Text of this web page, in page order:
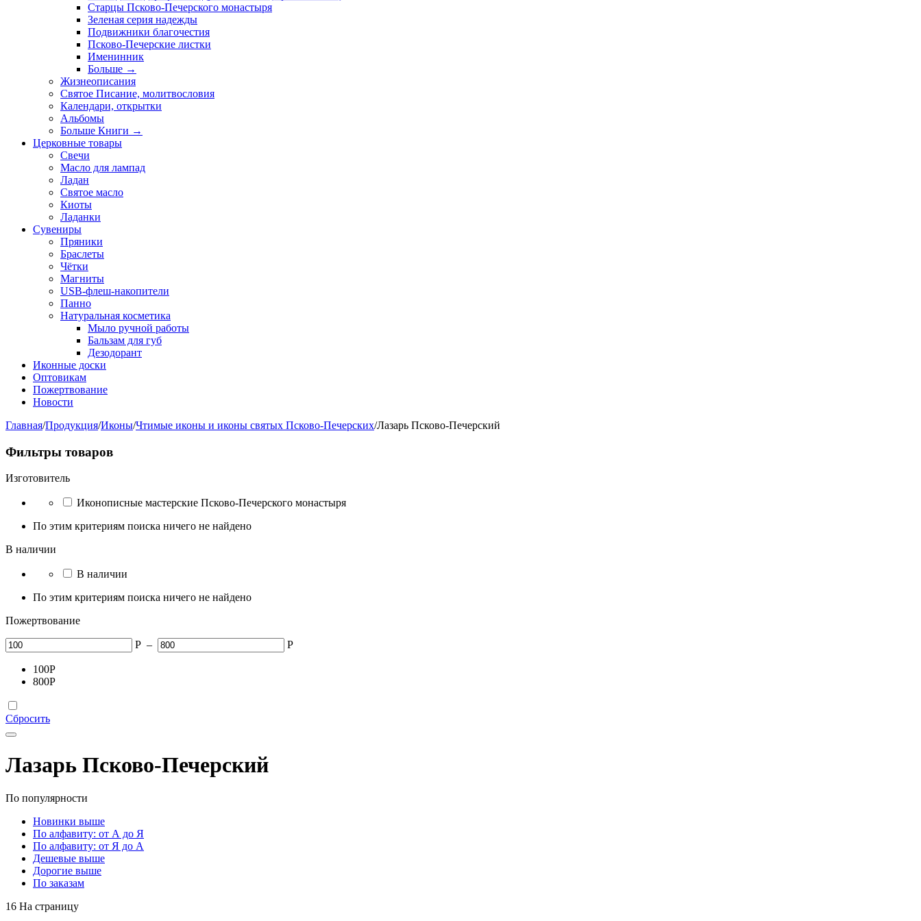
Старцы Псково-Печерского монастыря
Зеленая серия надежды
Подвижники благочестия
Псково-Печерские листки
Именинник
Больше →
Жизнеописания
Святое Писание, молитвословия
Календари, открытки
Альбомы
Больше Книги →
Церковные товары
Свечи
Масло для лампад
Ладан
Святое масло
Киоты
Ладанки
Сувениры
Пряники
Браслеты
Чётки
Магниты
USB-флеш-накопители
Панно
Натуральная косметика
Мыло ручной работы
Бальзам для губ
Дезодорант
Иконные доски
Оптовикам
Пожертвование
Новости
Главная/Продукция/Иконы/Чтимые иконы и иконы святых Псково-Печерских/Лазарь Псково-Печерский
Фильтры товаров
Изготовитель
Иконописные мастерские Псково-Печерского монастыря
По этим критериям поиска ничего не найдено
В наличии
В наличии
По этим критериям поиска ничего не найдено
Пожертвование
Р – Р
100Р
800Р
Сбросить
Лазарь Псково-Печерский
По популярности
Новинки выше
По алфавиту: от А до Я
По алфавиту: от Я до А
Дешевые выше
Дорогие выше
По заказам
16 На страницу